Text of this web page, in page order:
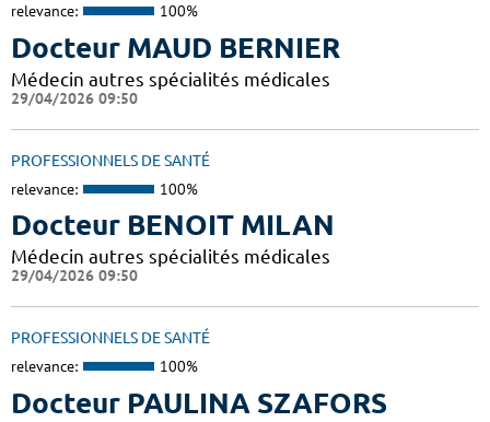
relevance: 100%
Docteur MAUD BERNIER
Médecin autres spécialités médicales
29/04/2026 09:50
PROFESSIONNELS DE SANTÉ
relevance: 100%
Docteur BENOIT MILAN
Médecin autres spécialités médicales
29/04/2026 09:50
PROFESSIONNELS DE SANTÉ
relevance: 100%
Docteur PAULINA SZAFORS